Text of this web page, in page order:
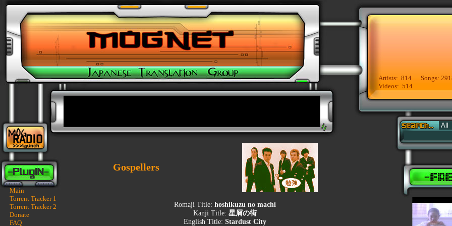
Artists: 814 Songs:
Videos: 514
Main
Torrent Tracker 1
Torrent Tracker 2
Donate
FAQ
Gospellers
Romaji Title: hoshikuzu no machi
Kanji Title: 星屑の街
English Title: Stardust City